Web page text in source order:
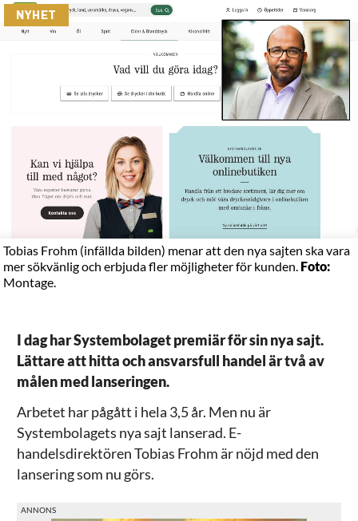
NYHET
Tobias Frohm (infällda bilden) menar att den nya sajten ska vara
mer sökvänlig och erbjuda fler möjligheter för kunden. Foto:
Montage.
I dag har Systembolaget premiär för sin nya sajt.
Lättare att hitta och ansvarsfull handel är två av
målen med lanseringen.
Arbetet har pågått i hela 3,5 år. Men nu är
Systembolagets nya sajt lanserad. E-
handelsdirektören Tobias Frohm är nöjd med den
lansering som nu görs.